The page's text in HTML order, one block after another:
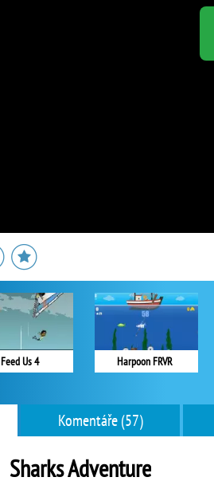
Feed Us 4 Harpoon FRVR
Komentáře (57)
Sharks Adventure